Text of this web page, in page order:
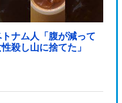
トナム人「腹が減って
殺し山に捨てた」